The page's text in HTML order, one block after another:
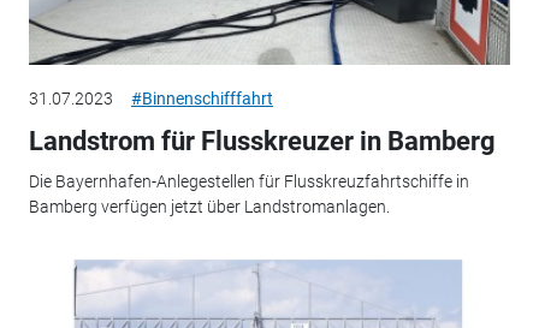
31.07.2023 #Binnenschifffahrt
Landstrom für Flusskreuzer in Bamberg
Die Bayernhafen-Anlegestellen für Flusskreuzfahrtschiffe in
Bamberg verfügen jetzt über Landstromanlagen.